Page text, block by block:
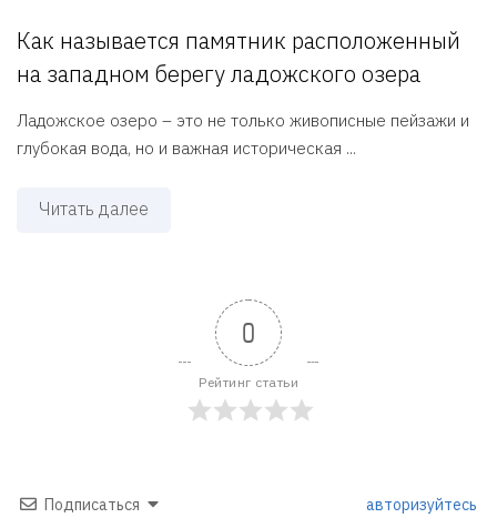
Как называется памятник расположенный
на западном берегу ладожского озера
Ладожское озеро – это не только живописные пейзажи и
глубокая вода, но и важная историческая ...
Читать далее
0
Рейтинг статьи
Подписаться авторизуйтесь